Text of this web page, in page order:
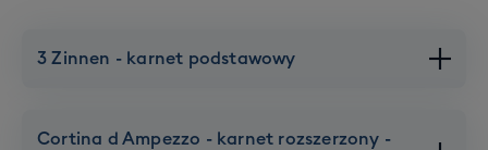
3 Zinnen - karnet podstawowy
Cortina d Ampezzo - karnet rozszerzony -